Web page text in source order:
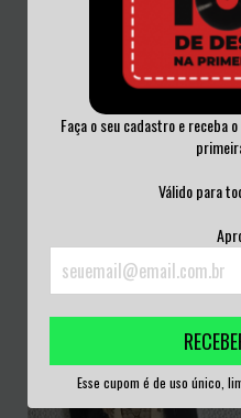
Faça o seu cadastro e receba
Válido para
Esse cupom é de uso único,
THE CLASSICAL JAZZ GIANTS CD
R$30,00